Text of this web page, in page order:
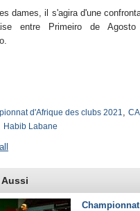
dames, il s'agira d'une
entre Primeiro de
d'Afrique des clubs 2021
Habib Labane
Aussi